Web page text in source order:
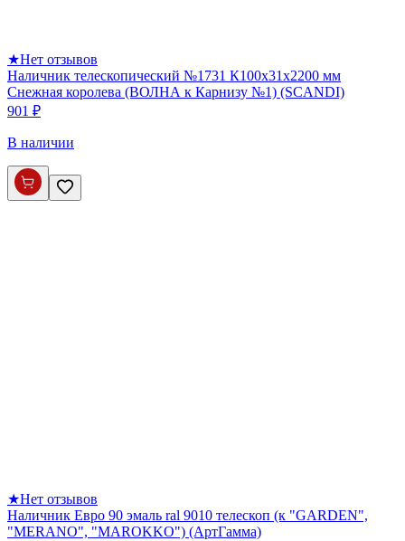
★Нет отзывов
Наличник телескопический №1731 К100х31х2200 мм
Снежная королева (ВОЛНА к Карнизу №1) (SCANDI)
901 ₽
В наличии
★Нет отзывов
Наличник Евро 90 эмаль ral 9010 телескоп (к "GARDEN",
"MERANO", "MAROKKO") (АртГамма)